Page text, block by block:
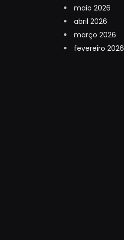
maio 2026
abril 2026
março 2026
fevereiro 2026